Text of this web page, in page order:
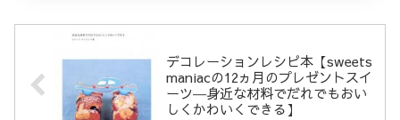
デコレーションレシピ本【sweets
maniacの12ヵ月のプレゼントスイ
ーツ―身近な材料でだれでもおい
しくかわいくできる】